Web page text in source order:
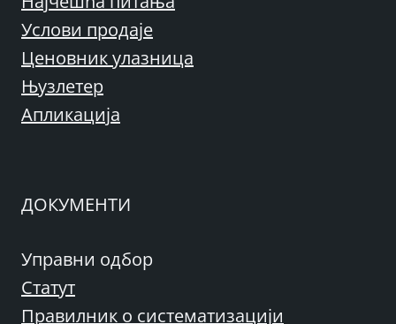
Услови продаје
Ценовник улазница
Њузлетер
Апликација
ДОКУМЕНТИ
Управни одбор
Статут
Правилник о систематизацији